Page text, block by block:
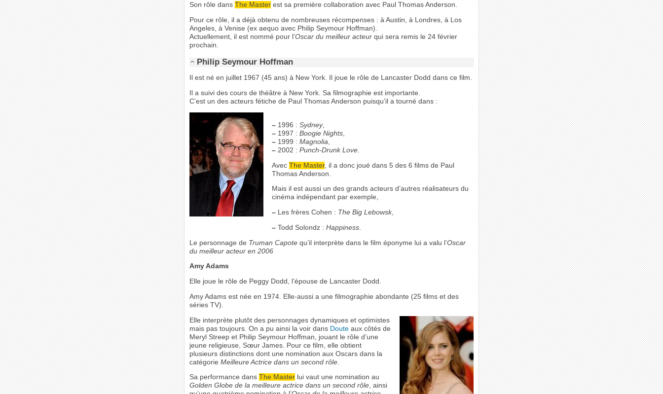
Son rôle dans The Masterest sa première collaboration avec Paul Thomas Anderson.
Pour ce rôle, il a déjà obtenu de nombreuses récompenses : à Austin, à Londres, à Los
Angeles, à Venise (ex aequo avec Philip Seymour Hoffman).
Actuellement, il est nommé pour l’Oscar du meilleur acteur qui sera remis le 24 février
prochain.
Philip Seymour Hoffman
Il est né en juillet 1967 (45 ans) à New York. Il joue le rôle de Lancaster Dodd dans ce film.
Il a suivi des cours de théâtre à New York. Sa filmographie est importante.
C’est un des acteurs fétiche de Paul Thomas Anderson puisqu’il a tourné dans :
– 1996 :Sydney,
– 1997 :Boogie Nights
– 1999 :Magnolia
– 2002 :Punch-Drunk Love
AvecThe Master, il a donc joué dans 5 des 6 films de Paul
Thomas Anderson.
Mais il est aussi un des grands acteurs d’autres réalisateurs du
cinéma indépendant par exemple,
– Les frères Cohen : The Big Lebowsk,
– Todd Solondz :Happiness
Le personnage de Truman Capotequ’il interprète dans le film éponyme lui a valu l’Oscar
du meilleur acteur en 2006
Amy Adams
Elle joue le rôle de Peggy Dodd, l’épouse de Lancaster Dodd.
Amy Adams est née en 1974. Elle-aussi a une filmographie abondante (25 films et des
séries TV).
Elle interprète plutôt des personnages dynamiques et optimistes
mais pas toujours. On a pu ainsi la voir dans Douteaux côtés de
Meryl Streep et Philip Seymour Hoffman, jouant le rôle d’une
jeune religieuse, Sœur James. Pour ce film, elle obtient
plusieurs distinctions dont une nomination aux Oscars dans la
catégorie Meilleure Actrice dans un second rôle.
Sa performance dans The Masterlui vaut une nomination au
Golden Globe de la meilleure actrice dans un second rôle, ainsi